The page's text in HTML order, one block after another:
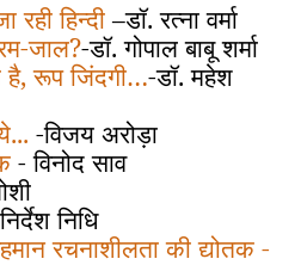
रही हिन्दी–डॉ. रत्ना वर्मा
जाल?-डॉ. गोपाल बाबू शर्मा
है,रूप जिंदगी…-डॉ. महेश
-विजय अरोड़ा
-विनोद साव
निर्देश निधि
रचनाशीलता की द्योतक -